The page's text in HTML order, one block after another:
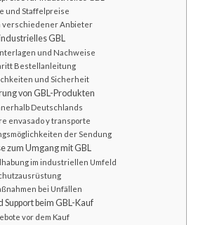
und Staffelpreise
verschiedener Anbieter
GBL
und Nachweise
Bestellanleitung
und Sicherheit
von GBL-Produkten
Deutschlands
envasado y transporte
der Sendung
zum Umgang mit GBL
im industriellen Umfeld
bei Unfällen
Support beim GBL-Kauf
vor dem Kauf